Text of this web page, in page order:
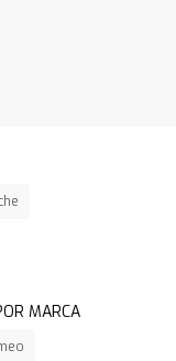
MARCA